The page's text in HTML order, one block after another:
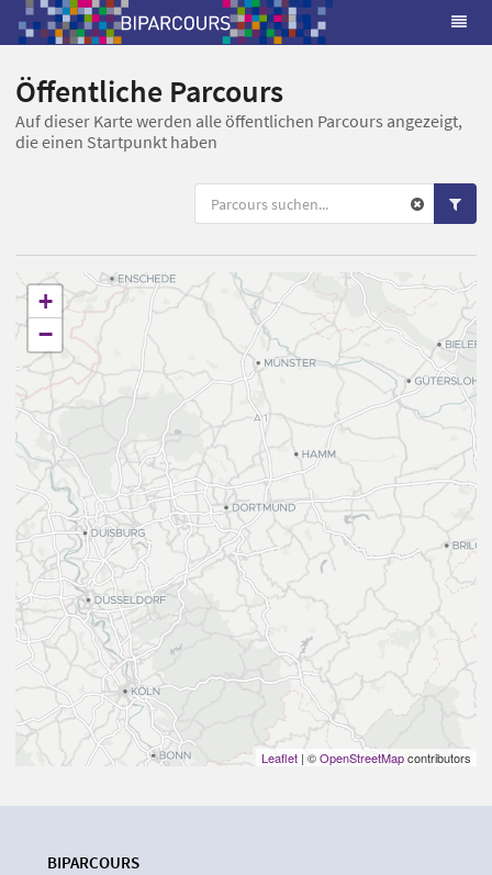
Öffentliche Parcours
Auf dieser Karte werden alle öffentlichen Parcours angezeigt,
die einen Startpunkt haben
+
−
Leaflet | ©OpenStreetMapcontributors
BIPARCOURS